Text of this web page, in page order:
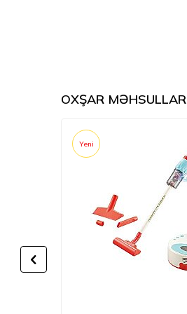
OXŞAR MƏHSULLAR
Yeni